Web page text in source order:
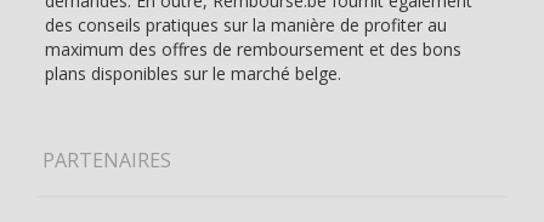
des conseils pratiques sur la manière de profiter au
maximum des offres de remboursement et des bons
plans disponibles sur le marché belge.
PARTENAIRES